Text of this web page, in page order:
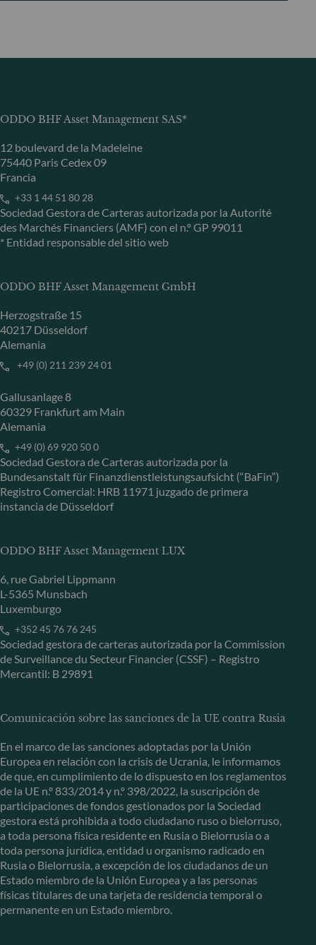
ODDO BHF Asset Management SAS*
12 boulevard de la Madeleine
75440 Paris Cedex 09
Francia
+33 1 44 51 80 28
Sociedad Gestora de Carteras autorizada por la Autorité
des Marchés Financiers (AMF) con el n.º GP 99011
* Entidad responsable del sitio web
ODDO BHF Asset Management GmbH
Herzogstraße 15
40217 Düsseldorf
Alemania
+49 (0) 211 239 24 01
Gallusanlage 8
60329 Frankfurt am Main
Alemania
+49 (0) 69 920 50 0
Sociedad Gestora de Carteras autorizada por la
Bundesanstalt für Finanzdienstleistungsaufsicht (“BaFin”)
Registro Comercial: HRB 11971 juzgado de primera
instancia de Düsseldorf
ODDO BHF Asset Management LUX
6, rue Gabriel Lippmann
L-5365 Munsbach
Luxemburgo
+352 45 76 76 245
Sociedad gestora de carteras autorizada por la Commission
de Surveillance du Secteur Financier (CSSF) – Registro
Mercantil: B 29891
Comunicación sobre las sanciones de la UE contra Rusia
En el marco de las sanciones adoptadas por la Unión
Europea en relación con la crisis de Ucrania, le informamos
de que, en cumplimiento de lo dispuesto en los reglamentos
de la UE n.º 833/2014 y n.º 398/2022, la suscripción de
participaciones de fondos gestionados por la Sociedad
gestora está prohibida a todo ciudadano ruso o bielorruso,
a toda persona física residente en Rusia o Bielorrusia o a
toda persona jurídica, entidad u organismo radicado en
Rusia o Bielorrusia, a excepción de los ciudadanos de un
Estado miembro de la Unión Europea y a las personas
físicas titulares de una tarjeta de residencia temporal o
permanente en un Estado miembro.